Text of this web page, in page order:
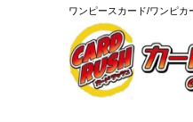
ワンピースカード/ワンピカ